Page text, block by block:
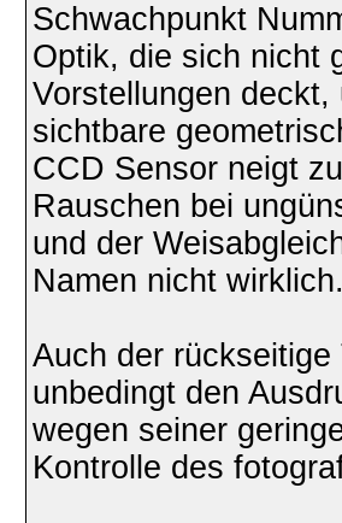
Schwachpunkt
Optik, die sich nicht
Vorstellungen
sichtbare
CCD Sensor neigt
Rauschen bei
und der
Namen nicht
Auch der
unbedingt den
wegen seiner
Kontrolle des